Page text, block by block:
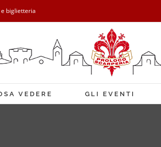
biglietteria
VEDERE GLI EVENTI